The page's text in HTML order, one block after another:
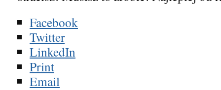
Facebook
Twitter
LinkedIn
Print
Email